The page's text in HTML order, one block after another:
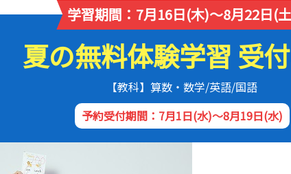
学習期間：7月16日(木)～8月22日(
夏の無料体験学習 受付
【教科】算数・数学/英語/国語
予約受付期間：7月1日(水)～8月19日(水)